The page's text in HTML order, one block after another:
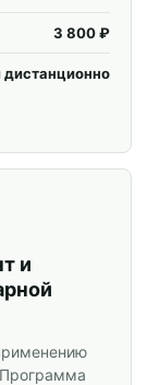
3 800 ₽
дистанционно
и